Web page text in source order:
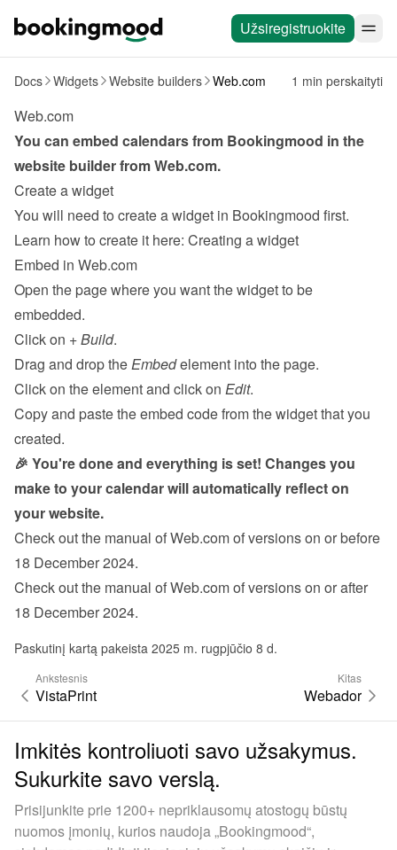
Užsiregistruokite
Docs Widgets Website builders Web.com 1 min perskaityti
Web.com
You can embed calendars from Bookingmood in the
website builder from Web.com.
Create a widget
You will need to create a widget in Bookingmood first.
Learn how to create it here: Creating a widget
Embed in Web.com
Open the page where you want the widget to be
embedded.
Click on + Build.
Drag and drop the Embed element into the page.
Click on the element and click on Edit.
Copy and paste the embed code from the widget that you
created.
🎉 You're done and everything is set! Changes you
make to your calendar will automatically reflect on
your website.
Check out the manual of Web.com of versions on or before
18 December 2024.
Check out the manual of Web.com of versions on or after
18 December 2024.
Paskutinį kartą pakeista 2025 m. rugpjūčio 8 d.
Ankstesnis
VistaPrint
Kitas
Webador
Imkitės kontroliuoti savo užsakymus.
Sukurkite savo verslą.
Prisijunkite prie 1200+ nepriklausomų atostogų būstų
nuomos įmonių, kurios naudoja „Bookingmood“,